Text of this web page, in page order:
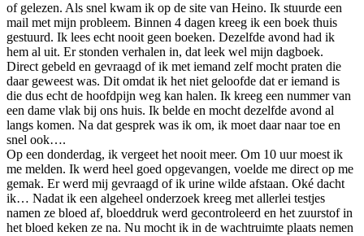
of gelezen. Als snel kwam ik op de site van Heino. Ik stuurde een
mail met mijn probleem. Binnen 4 dagen kreeg ik een boek thuis
gestuurd. Ik lees echt nooit geen boeken. Dezelfde avond had ik
hem al uit. Er stonden verhalen in, dat leek wel mijn dagboek.
Direct gebeld en gevraagd of ik met iemand zelf mocht praten die
daar geweest was. Dit omdat ik het niet geloofde dat er iemand is
die dus echt de hoofdpijn weg kan halen. Ik kreeg een nummer van
een dame vlak bij ons huis. Ik belde en mocht dezelfde avond al
langs komen. Na dat gesprek was ik om, ik moet daar naar toe en
snel ook….
Op een donderdag, ik vergeet het nooit meer. Om 10 uur moest ik
me melden. Ik werd heel goed opgevangen, voelde me direct op me
gemak. Er werd mij gevraagd of ik urine wilde afstaan. Oké dacht
ik… Nadat ik een algeheel onderzoek kreeg met allerlei testjes
namen ze bloed af, bloeddruk werd gecontroleerd en het zuurstof in
het bloed keken ze na. Nu mocht ik in de wachtruimte plaats nemen